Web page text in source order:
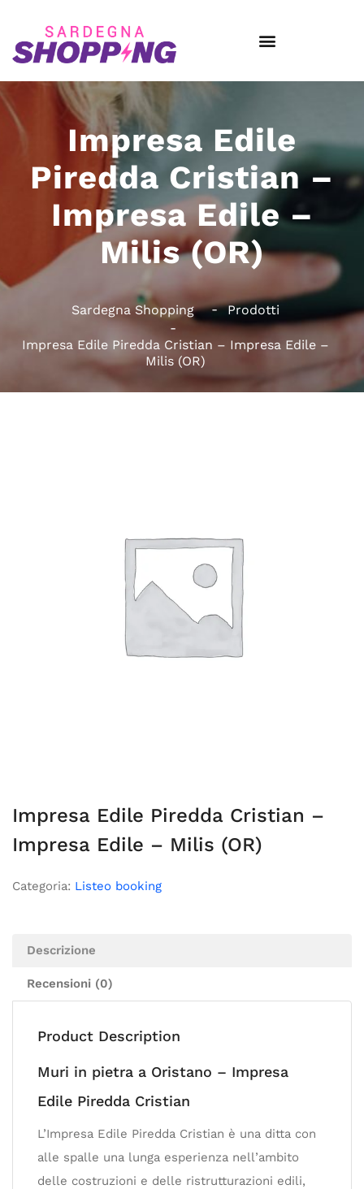
Impresa Edile
Piredda Cristian –
Impresa Edile –
Milis (OR)
Sardegna Shopping Prodotti
Impresa Edile Piredda Cristian – Impresa Edile –
Milis (OR)
Impresa Edile Piredda Cristian –
Impresa Edile – Milis (OR)
Categoria: Listeo booking
Descrizione
Recensioni (0)
Product Description
Muri in pietra a Oristano – Impresa
Edile Piredda Cristian
L’Impresa Edile Piredda Cristian è una ditta con
alle spalle una lunga esperienza nell’ambito
delle costruzioni e delle ristrutturazioni edili,